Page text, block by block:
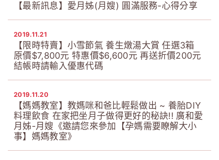
【最新訊息】愛月姊(月嫂) 圓滿服務-心得分享
2019.11.21
【限時特賣】小雪節氣 養生燉湯大賞 任選3箱
原價$7,800元 特惠價$6,600元 再送折價200元
結帳時請輸入優惠代碼
2019.11.20
【媽媽教室】教媽咪和爸比輕鬆做出 ~ 養胎DIY
料理飲食 在家把坐月子做得更好的秘訣!! 廣和愛
月姊-月嫂《邀請您來參加【孕媽需要瞭解大小
事】媽媽教室》